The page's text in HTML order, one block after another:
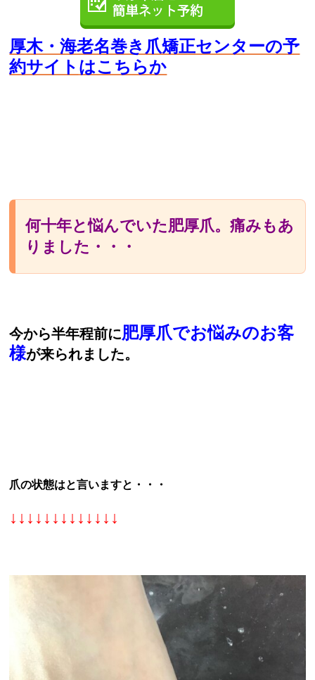
厚木・海老名巻き爪矯正センターの予
約サイト はこちらか
何十年と悩んでいた肥厚爪。痛みもあ
りました・・・
今から半年程前に肥厚爪でお悩みのお客
様が来られました。
爪の状態はと言いますと・・・
↓↓↓↓↓↓↓↓↓↓↓↓↓